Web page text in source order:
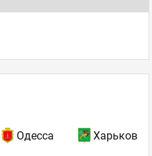
Одесса Харьков